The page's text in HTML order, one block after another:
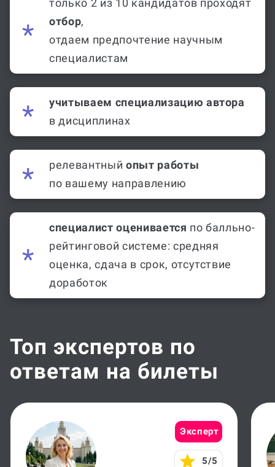
только 2 из 10 кандидатов проходят
отбор,
отдаем предпочтение научным
специалистам
учитываем специализацию автора
в дисциплинах
релевантный опыт работы
по вашему направлению
специалист оценивается по балльно-
рейтинговой системе: средняя
оценка, сдача в срок, отсутствие
доработок
Топ экспертов по
ответам на билеты
Эксперт
5/5